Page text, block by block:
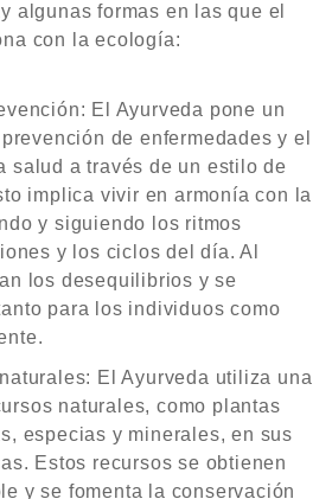
algunas formas en las que el
con la ecología:
El Ayurveda pone un
de enfermedades y el
salud a través de un estilo de
implica vivir en armonía con la
y siguiendo los ritmos
y los ciclos del día. Al
los desequilibrios y se
para los individuos como
El Ayurveda utiliza una
naturales, como plantas
especias y minerales, en sus
Estos recursos se obtienen
y se fomenta la conservación